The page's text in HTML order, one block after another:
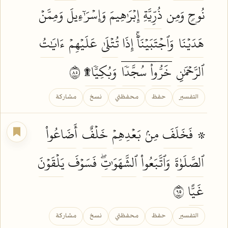
نُوحٖ وَمِن ذُرِّيَّةِإِبۡرَٰهِيمَ وَإِسۡرَٰٓءِيلَ وَمِمَّنۡ
هَدَيۡنَا وَٱجۡتَبَيۡنَآۚإِذَاتُتۡلَىٰعَلَيۡهِمۡ ءَايَٰتُ
ٱلرَّحۡمَٰنِ خَرُّواْۤسُجَّدٗاۤ وَبُكِيّٗا۩
التفسير حفظ محفظتي نسخ مشاركة
۞ فَخَلَفَمِنۢ بَعۡدِهِمۡخَلۡفٌ أَضَاعُواْ
ٱلصَّلَوٰةَ وَٱتَّبَعُواْٱلشَّهَوَٰتِۖفَسَوۡفَيَلۡقَوۡنَ
غَيًّا
التفسير حفظ محفظتي نسخ مشاركة